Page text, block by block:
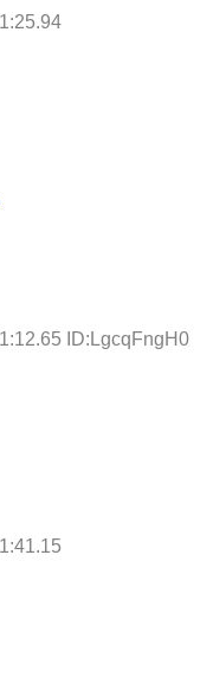
ID:LgcqFngH0